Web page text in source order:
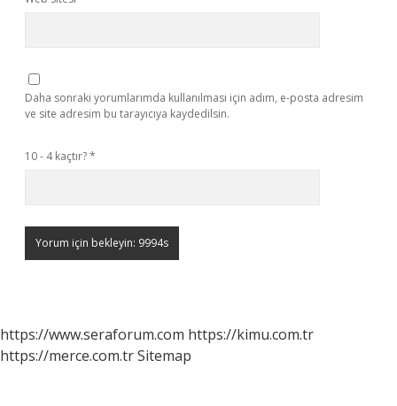
Daha sonraki yorumlarımda kullanılması için adım, e-posta adresim
ve site adresim bu tarayıcıya kaydedilsin.
10 - 4 kaçtır?*
https://www.seraforum.com https://kimu.com.tr
https://merce.com.trSitemap